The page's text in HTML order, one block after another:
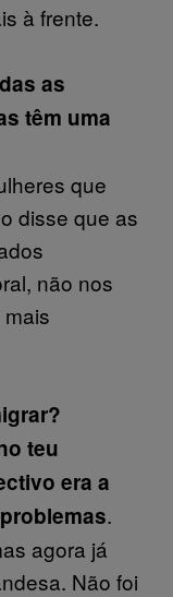
à frente.
as
têm uma
que
disse que as
não nos
teu
era a
.
agora já
Não foi